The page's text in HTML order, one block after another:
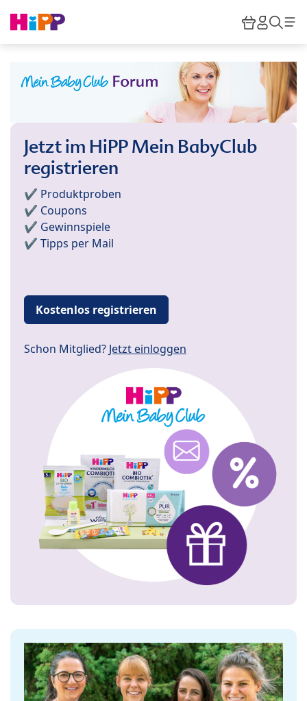
HiPP
Jetzt im HiPP Mein BabyClub
registrieren
✔️ Produktproben
✔️ Coupons
✔️ Gewinnspiele
✔️ Tipps per Mail
Kostenlos registrieren
Schon Mitglied? Jetzt einloggen